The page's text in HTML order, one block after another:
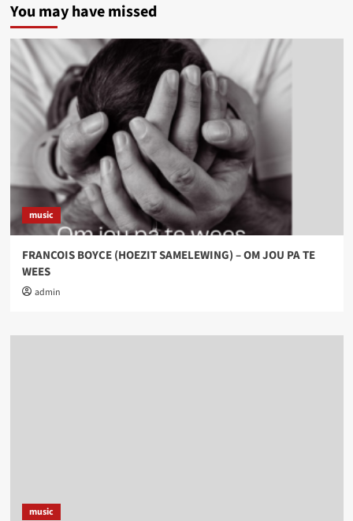
You may have missed
music
FRANCOIS BOYCE (HOEZIT SAMELEWING) – OM JOU PA TE
WEES
admin
music